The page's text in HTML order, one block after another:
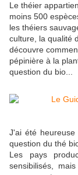
Le théier
moins 500
les théiers
culture, la qualité
découvre
pépinière à la
question du bio...
J'ai été
question du thé
Les pays
sensibilisés,